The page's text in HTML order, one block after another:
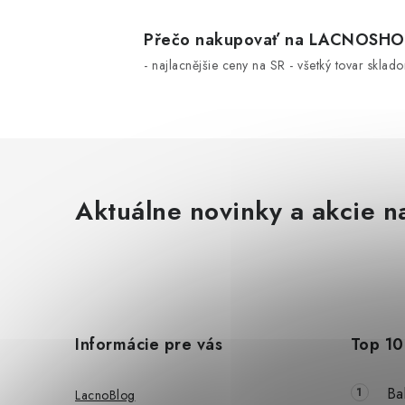
Přečo nakupovať na
- najlacnějšie ceny na SR - všetký tovar
Aktuálne novinky a akcie
Informácie pre vás
LacnoBlog
Top